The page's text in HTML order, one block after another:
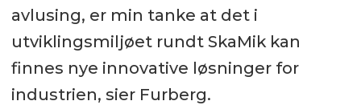
avlusing, er min tanke at det i
utviklingsmiljøet rundt SkaMik kan
finnes nye innovative løsninger for
industrien, sier Furberg.